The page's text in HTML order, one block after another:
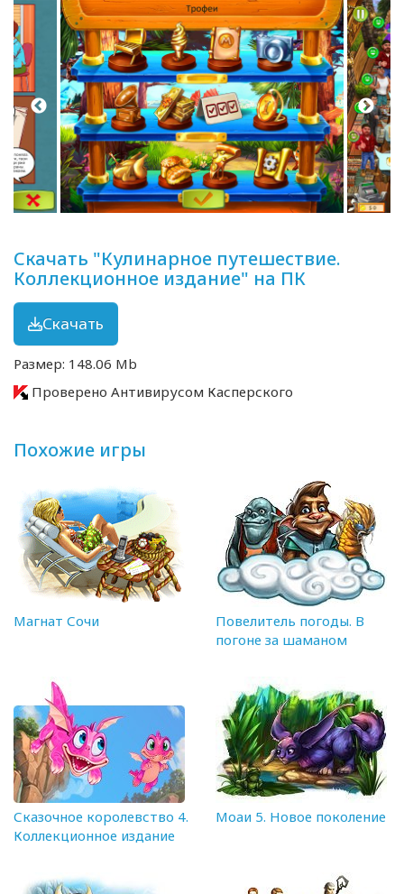
Скачать "Кулинарное путешествие.
Коллекционное издание" на ПК
Скачать
Размер: 148.06 Mb
Проверено Антивирусом Касперского
Похожие игры
Магнат Сочи
Повелитель погоды. В
погоне за шаманом
Сказочное королевство 4.
Коллекционное издание
Моаи 5. Новое поколение